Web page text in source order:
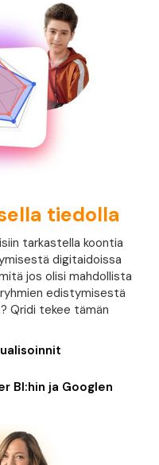
tiedolla
tarkastella koontia
digitaidoissa
jos olisi mahdollista
edistymisestä
Qridi tekee tämän
BI:hin ja Googlen